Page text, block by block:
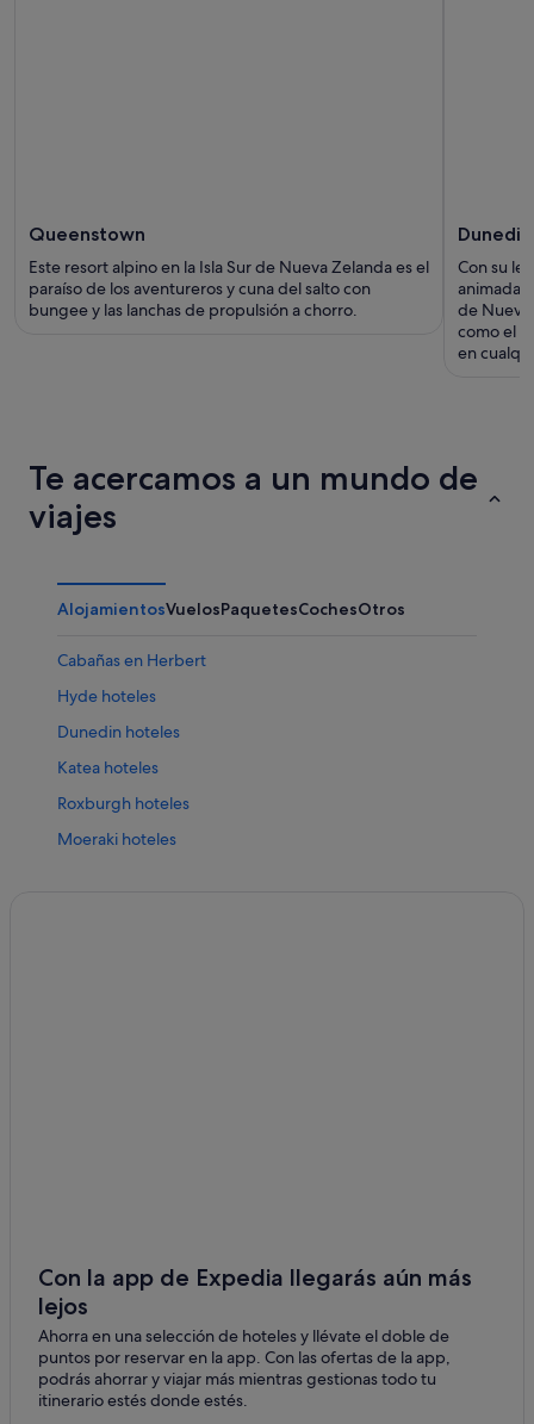
Queenstown
Este resort alpino en la Isla Sur de Nueva Zelanda es el
paraíso de los aventureros y cuna del salto con
bungee y las lanchas de propulsión a chorro.
Dunedin
Con su
animada
de Nueva
como el
en
Te acercamos a un mundo de
viajes
AlojamientosVuelosPaquetesCochesOtros
Cabañas en Herbert
Hyde hoteles
Dunedin hoteles
Katea hoteles
Roxburgh hoteles
Moeraki hoteles
Tarara hoteles
Mount Cargill hoteles
Estación de esquí Treble Cone hoteles
Milton hoteles
Conical Hill hoteles
Con la app de Expedia llegarás aún más
lejos
Ahorra en una selección de hoteles y llévate el doble de
puntos por reservar en la app. Con las ofertas de la app,
podrás ahorrar y viajar más mientras gestionas todo tu
itinerario estés donde estés.